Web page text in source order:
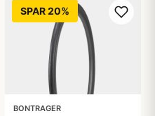
SPAR 20%
BONTRAGER